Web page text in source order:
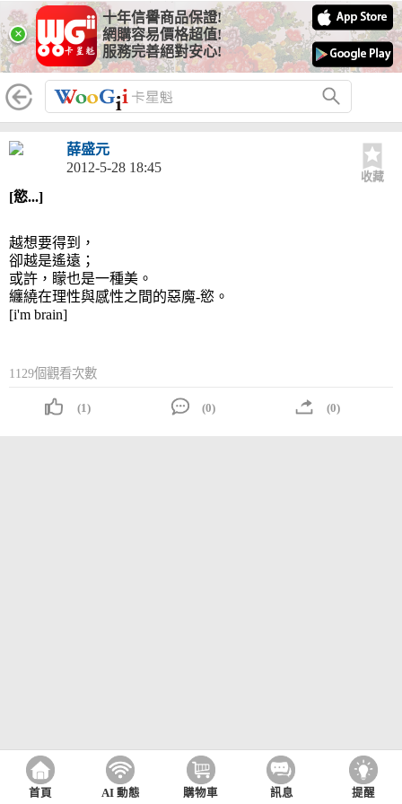
×
十年信譽商品保證!
網購容易價格超值!
服務完善絕對安心!
薛盛元
2012-5-28 18:45
收藏
[慾...]
越想要得到，
卻越是遙遠；
或許，矇也是一種美。
纏繞在理性與感性之間的惡魔-慾。
[i'm brain]
1129個觀看次數
(1) (0) (0)
首頁 AI 動態 購物車 訊息 提醒